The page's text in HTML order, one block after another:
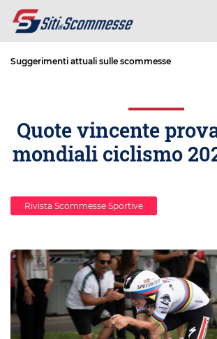
Suggerimenti attuali sulle scommesse
Quote vincente
mondiali ciclismo
Rivista Scommesse Sportive